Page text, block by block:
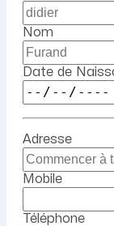
Nom
Date de
Adresse
Mobile
Téléphone